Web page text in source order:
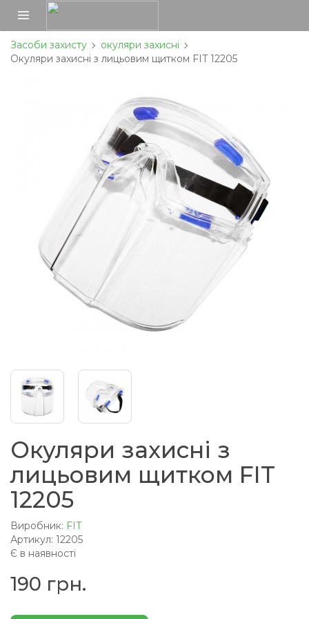
Засоби захисту
окуляри захисні
Окуляри захисні з лицьовим щитком FIT 12205
Окуляри захисні з
лицьовим щитком FIT
12205
Виробник: FIT
Артикул: 12205
Є в наявності
190 грн.